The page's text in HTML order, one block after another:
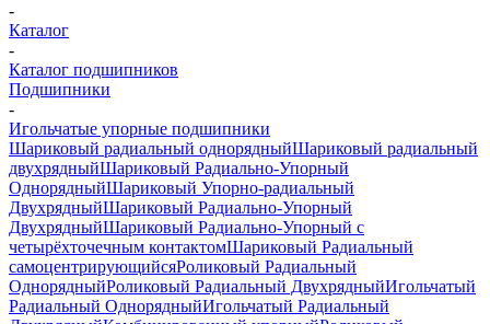
-
Каталог
-
Каталог подшипников
Подшипники
-
Игольчатые упорные подшипники
Шариковый радиальный однорядныйШариковый радиальный
двухрядныйШариковый Радиально-Упорный
ОднорядныйШариковый Упорно-радиальный
ДвухрядныйШариковый Радиально-Упорный
ДвухрядныйШариковый Радиально-Упорный с
четырёхточечным контактомШариковый Радиальный
самоцентрирующийсяРоликовый Радиальный
ОднорядныйРоликовый Радиальный ДвухрядныйИгольчатый
Радиальный ОднорядныйИгольчатый Радиальный